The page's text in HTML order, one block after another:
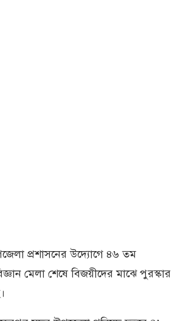
প্রশাসনের উদ্যোগে ৪৬ তম
মেলা শেষে বিজয়ীদের মাঝে পুরস্কার